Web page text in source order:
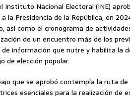
Instituto Nacional Electoral (INE)
la Presidencia de la República, en
así como el cronograma de
de un encuentro más de los
información que nutre y habilita la
de elección popular.
que se aprobó contempla la ruta
esenciales para la realización de